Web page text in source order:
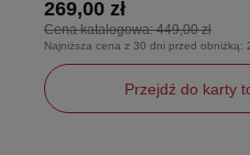
Cena katalogowa:449,00 zł
269,00 zł
Najniższa cena z 30 dni przed obniżką:
Przejdź do karty